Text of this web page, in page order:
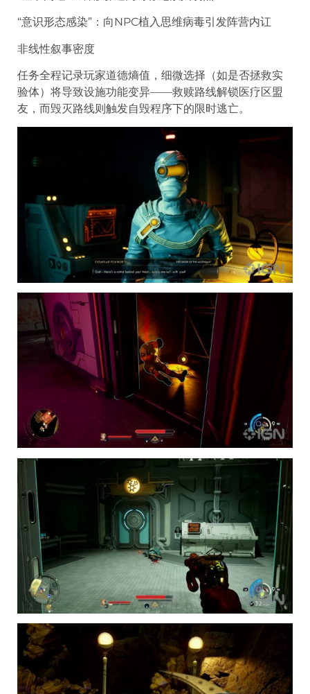
“意识形态感染”：向NPC植入思维病毒引发阵营内讧
非线性叙事密度
任务全程记录玩家道德熵值，细微选择（如是否拯救实
验体）将导致设施功能变异——救赎路线解锁医疗区盟
友，而毁灭路线则触发自毁程序下的限时逃亡。